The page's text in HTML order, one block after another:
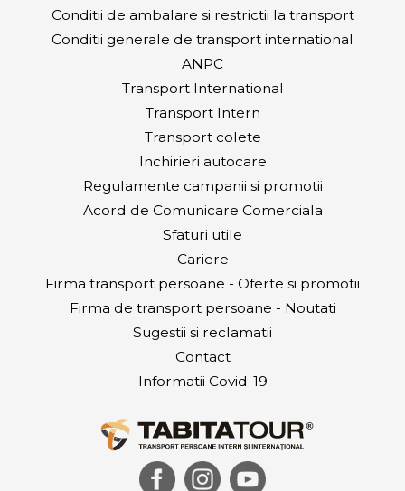
Conditii de ambalare si restrictii la transport
Conditii generale de transport international
ANPC
Transport International
Transport Intern
Transport colete
Inchirieri autocare
Regulamente campanii si promotii
Acord de Comunicare Comerciala
Sfaturi utile
Cariere
Firma transport persoane - Oferte si promotii
Firma de transport persoane - Noutati
Sugestii si reclamatii
Contact
Informatii Covid-19